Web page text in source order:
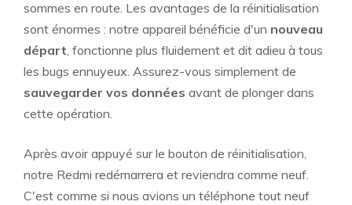
sommes en route. Les avantages de la réinitialisation
sont énormes : notre appareil bénéficie d'un nouveau
départ, fonctionne plus fluidement et dit adieu à tous
les bugs ennuyeux. Assurez-vous simplement de
sauvegarder vos données avant de plonger dans
cette opération.
Après avoir appuyé sur le bouton de réinitialisation,
notre Redmi redémarrera et reviendra comme neuf.
C'est comme si nous avions un téléphone tout neuf